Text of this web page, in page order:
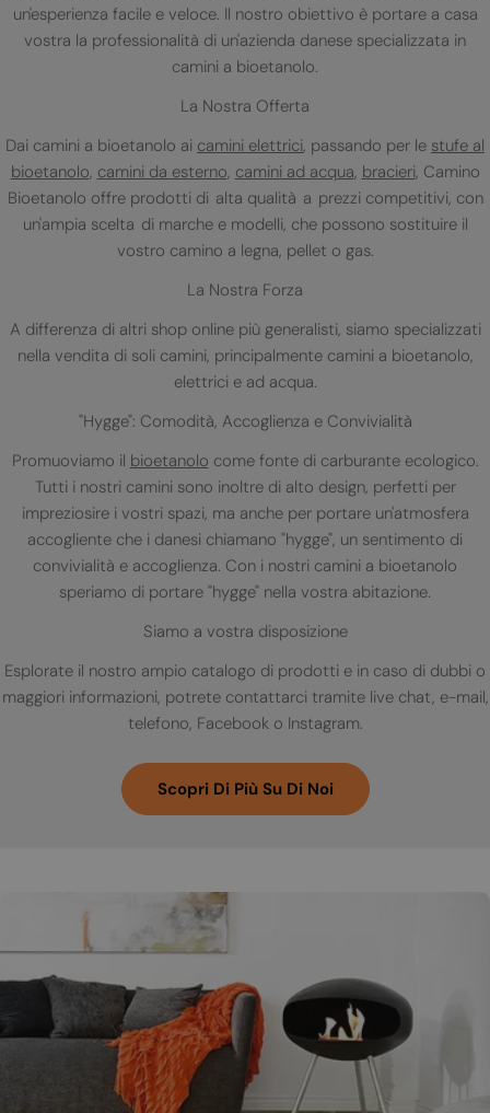
un'esperienza facile e veloce. Il nostro obiettivo è portare a casa
vostra la professionalità di un'azienda danese specializzata in
camini a bioetanolo.
La Nostra Offerta
Dai camini a bioetanolo ai camini elettrici, passando per le stufe al
bioetanolo, camini da esterno, camini ad acqua, bracieri, Camino
Bioetanolo offre prodotti di alta qualità a prezzi competitivi, con
un'ampia scelta di marche e modelli, che possono sostituire il
vostro camino a legna, pellet o gas.
La Nostra Forza
A differenza di altri shop online più generalisti, siamo specializzati
nella vendita di soli camini, principalmente camini a bioetanolo,
elettrici e ad acqua.
"Hygge": Comodità, Accoglienza e Convivialità
Promuoviamo il bioetanolo come fonte di carburante ecologico.
Tutti i nostri camini sono inoltre di alto design, perfetti per
impreziosire i vostri spazi, ma anche per portare un'atmosfera
accogliente che i danesi chiamano "hygge", un sentimento di
convivialità e accoglienza. Con i nostri camini a bioetanolo
speriamo di portare "hygge" nella vostra abitazione.
Siamo a vostra disposizione
Esplorate il nostro ampio catalogo di prodotti e in caso di dubbi o
maggiori informazioni, potrete contattarci tramite live chat, e-mail,
telefono, Facebook o Instagram.
Scopri Di Più Su Di Noi